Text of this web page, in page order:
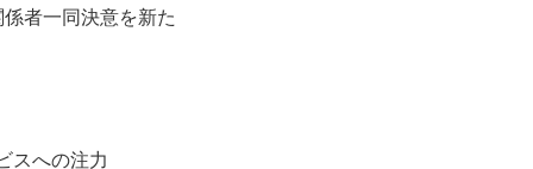
者一同決意を新た
スへの注力